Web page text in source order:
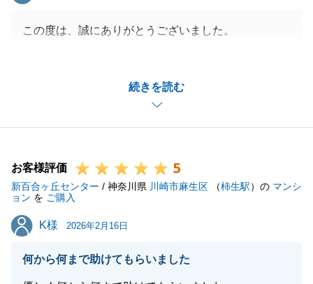
続きを読む
この度は、誠にありがとうございました。
ましたこと、大変嬉しく思っております。
新たな環境で、ご家族と素敵な時間を過ごしていただ
けますと幸いです。
た。
お客様評価 5
新百合ヶ丘センター / 神奈川県 川崎市麻生区 （柿生駅）の マンシ
ョン を ご購入
K様
K様 2026年2月16日
何から何まで助けてもらいました